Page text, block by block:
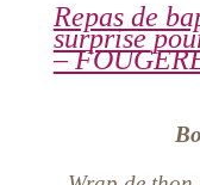
Repas de
surprise
–